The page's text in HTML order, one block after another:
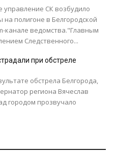
управление СК возбудило
на полигоне в Белгородской
канале ведомства."Главным
Следственного...
при обстреле
обстрела Белгорода,
региона Вячеслав
городом прозвучало